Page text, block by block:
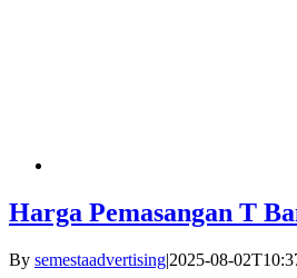
Harga Pemasangan T
By semestaadvertising|2025-08-